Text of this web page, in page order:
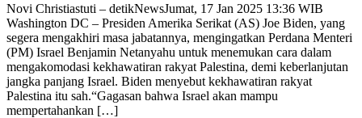
Novi Christiastuti – detikNewsJumat, 17 Jan 2025 13:36 WIB
Washington DC – Presiden Amerika Serikat (AS) Joe Biden, yang
segera mengakhiri masa jabatannya, mengingatkan Perdana Menteri
(PM) Israel Benjamin Netanyahu untuk menemukan cara dalam
mengakomodasi kekhawatiran rakyat Palestina, demi keberlanjutan
jangka panjang Israel. Biden menyebut kekhawatiran rakyat
Palestina itu sah.“Gagasan bahwa Israel akan mampu
mempertahankan […]